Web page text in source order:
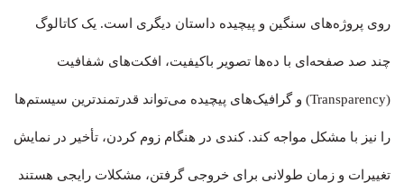
روی پروژه‌های سنگین و پیچیده داستان دیگری است. یک کاتالوگ
چند صد صفحه‌ای با ده‌ها تصویر باکیفیت، افکت‌های شفافیت
(Transparency) و گرافیک‌های پیچیده می‌تواند قدرتمندترین سیستم‌ها
را نیز با مشکل مواجه کند. کندی در هنگام زوم کردن، تأخیر در نمایش
تغییرات و زمان طولانی برای خروجی گرفتن، مشکلات رایجی هستند